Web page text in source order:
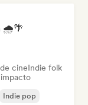
🌧️🌴
cineIndie folk
Indie pop